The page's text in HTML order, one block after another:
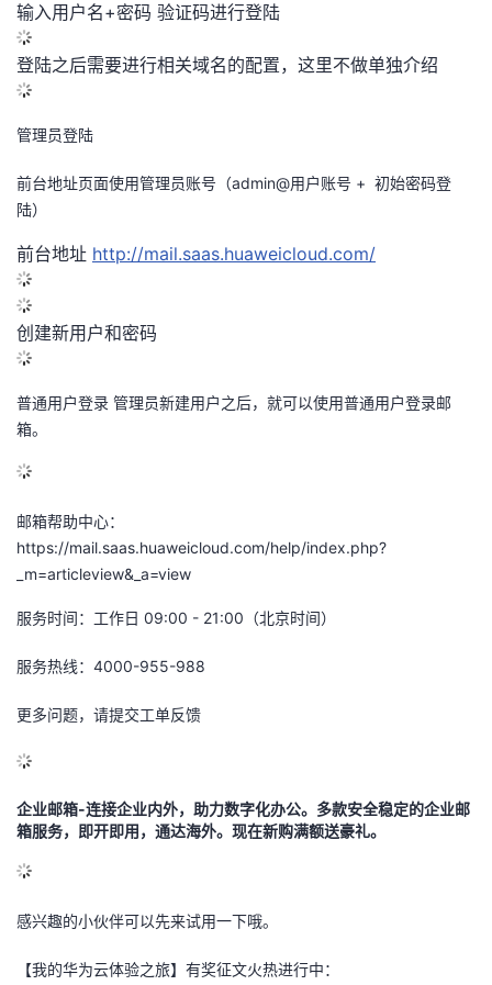
输入用户名+密码 验证码进行登陆
登陆之后需要进行相关域名的配置，这里不做单独介绍
管理员登陆
前台地址页面使用管理员账号（admin@用户账号 + 初始密码登
陆）
前台地址 http://mail.saas.huaweicloud.com/
创建新用户和密码
普通用户登录 管理员新建用户之后，就可以使用普通用户登录邮
箱。
邮箱帮助中心：
https://mail.saas.huaweicloud.com/help/index.php?
_m=articleview&_a=view
服务时间：工作日 09:00 - 21:00（北京时间）
服务热线：4000-955-988
更多问题，请提交工单反馈
企业邮箱-连接企业内外，助力数字化办公。多款安全稳定的企业邮
箱服务，即开即用，通达海外。现在新购满额送豪礼。
感兴趣的小伙伴可以先来试用一下哦。
【我的华为云体验之旅】有奖征文火热进行中：